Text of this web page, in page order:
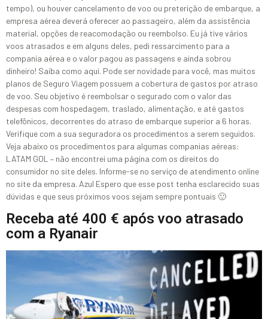
tempo), ou houver cancelamento de voo ou preterição de embarque, a
empresa aérea deverá oferecer ao passageiro, além da assistência
material, opções de reacomodação ou reembolso. Eu já tive vários
voos atrasados e em alguns deles, pedi ressarcimento para a
compania aérea e o valor pagou as passagens e ainda sobrou
dinheiro! Saiba como aqui. Pode ser novidade para você, mas muitos
planos de Seguro Viagem possuem a cobertura de gastos por atraso
de voo. Seu objetivo é reembolsar o segurado com o valor das
despesas com hospedagem, traslado, alimentação, e até gastos
telefônicos, decorrentes do atraso de embarque superior a 6 horas.
Verifique com a sua seguradora os procedimentos a serem seguidos.
Veja abaixo os procedimentos para algumas companias aéreas:
LATAM GOL – não encontrei uma página com os direitos do
consumidor no site deles. Informe-se no serviço de atendimento online
no site da empresa. Azul Espero que esse post tenha esclarecido suas
dúvidas e que seus próximos voos sejam sempre pontuais 🙂
Receba até 400 € após voo atrasado
com a Ryanair